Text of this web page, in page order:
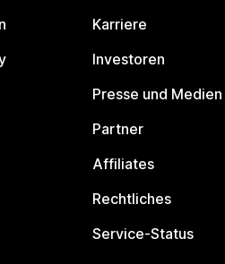
Karriere
Investoren
Presse und Medien
Partner
Affiliates
Rechtliches
Service-Status